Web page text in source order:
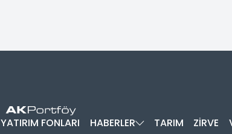
YATIRIM FONLARI HABERLER TARIM ZİRVE